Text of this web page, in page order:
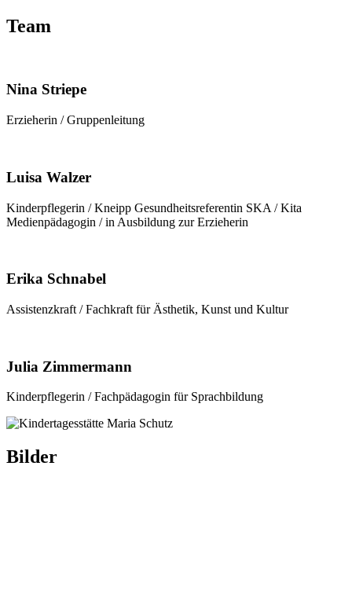
Team
Nina Striepe
Erzieherin / Gruppenleitung
Luisa Walzer
Kinderpflegerin / Kneipp Gesundheitsreferentin SKA / Kita
Medienpädagogin / in Ausbildung zur Erzieherin
Erika Schnabel
Assistenzkraft / Fachkraft für Ästhetik, Kunst und Kultur
Julia Zimmermann
Kinderpflegerin / Fachpädagogin für Sprachbildung
Bilder